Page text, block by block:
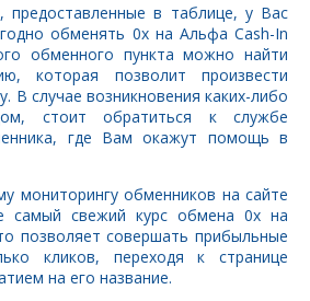
предоставленные в таблице, у Вас
обменять 0x на Альфа Cash-In
обменного пункта можно найти
которая позволит произвести
В случае возникновения каких-либо
стоит обратиться к службе
где Вам окажут помощь в
мониторингу обменников на сайте
самый свежий курс обмена 0x на
позволяет совершать прибыльные
кликов, переходя к странице
на его название.